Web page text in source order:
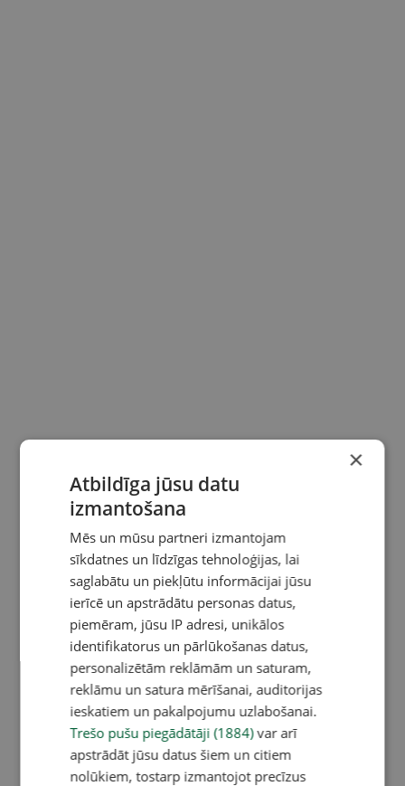
×
Atbildīga jūsu datu
izmantošana
Mēs un mūsu partneri izmantojam
sīkdatnes un līdzīgas tehnoloģijas, lai
saglabātu un piekļūtu informācijai jūsu
ierīcē un apstrādātu personas datus,
piemēram, jūsu IP adresi, unikālos
identifikatorus un pārlūkošanas datus,
personalizētām reklāmām un saturam,
reklāmu un satura mērīšanai, auditorijas
ieskatiem un pakalpojumu uzlabošanai.
Trešo pušu piegādātāji (1884)var arī
apstrādāt jūsu datus šiem un citiem
nolūkiem, tostarp izmantojot precīzus